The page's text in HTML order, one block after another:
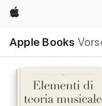
Apple
Apple Books
Navigation
Menü
öffnen